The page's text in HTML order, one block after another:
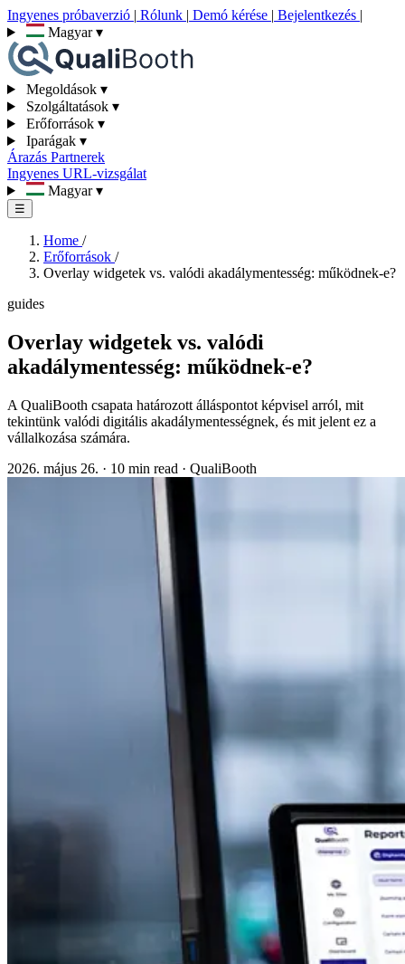
Ingyenes próbaverzió | Rólunk | Demó kérése | Bejelentkezés |
Magyar▾
Megoldások ▾
Szolgáltatások ▾
Erőforrások ▾
Iparágak ▾
Árazás Partnerek
Ingyenes URL-vizsgálat
Magyar▾
☰
Home /
Erőforrások /
Overlay widgetek vs. valódi akadálymentesség: működnek-e?
guides
Overlay widgetek vs. valódi
akadálymentesség: működnek-e?
A QualiBooth csapata határozott álláspontot képvisel arról, mit
tekintünk valódi digitális akadálymentességnek, és mit jelent ez a
vállalkozása számára.
2026. május 26. · 10 min read · QualiBooth